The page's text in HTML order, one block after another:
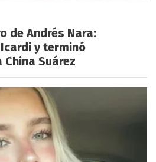
de Andrés Nara:
y terminó
Suárez